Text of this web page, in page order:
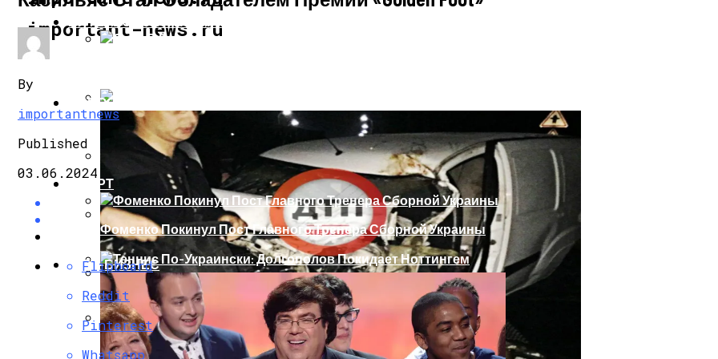
important-news.ru
ИНТЕРЕСНОЕ И ПОЗНАВАТЕЛЬНОЕ
В Сети Высмеяли Свадебный Подарок Путина Главе МИД Австрии
«Князь, Где Вы Шлялись»: В Сети Высмеяли Российский Лайнер, «заблудившийся» В Крыму
Репетицию Парада В Киеве Высмеяли Веселыми Фотожабами
В Швеции Белый Медведь Застрял В Окне Отеля, Знатно Позавтракав
НОВОСТИ
СПОРТ
Фоменко Покинул Пост Главного Тренера Сборной Украины
Теннис По-Украински: Долгополов Покидает Ноттингем
Роналду Остается В «Реале» До 2020 Года
ШОУ-БИЗНЕС
By
importantnews
Published
03.06.2024
Flipboard
Reddit
Pinterest
Whatsapp